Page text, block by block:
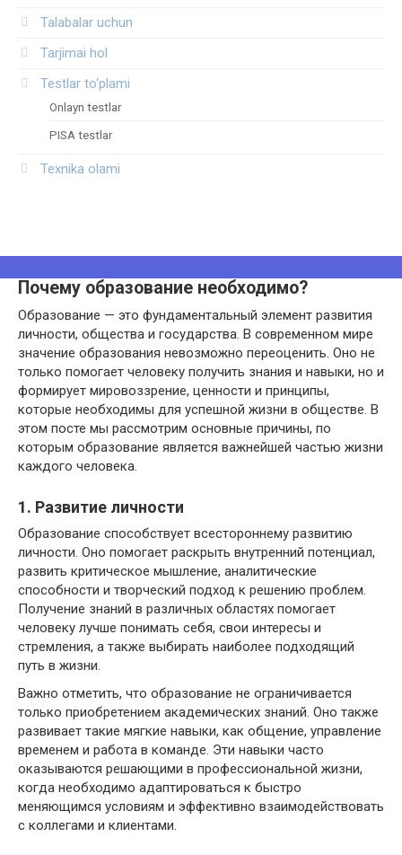
Talabalar uchun
Tarjimai hol
Testlar to‘plami
Onlayn testlar
PISA testlar
Texnika olami
Почему образование необходимо?
Образование — это фундаментальный элемент развития
личности, общества и государства. В современном мире
значение образования невозможно переоценить. Оно не
только помогает человеку получить знания и навыки, но и
формирует мировоззрение, ценности и принципы,
которые необходимы для успешной жизни в обществе. В
этом посте мы рассмотрим основные причины, по
которым образование является важнейшей частью жизни
каждого человека.
1. Развитие личности
Образование способствует всестороннему развитию
личности. Оно помогает раскрыть внутренний потенциал,
развить критическое мышление, аналитические
способности и творческий подход к решению проблем.
Получение знаний в различных областях помогает
человеку лучше понимать себя, свои интересы и
стремления, а также выбирать наиболее подходящий
путь в жизни.
Важно отметить, что образование не ограничивается
только приобретением академических знаний. Оно также
развивает такие мягкие навыки, как общение, управление
временем и работа в команде. Эти навыки часто
оказываются решающими в профессиональной жизни,
когда необходимо адаптироваться к быстро
меняющимся условиям и эффективно взаимодействовать
с коллегами и клиентами.